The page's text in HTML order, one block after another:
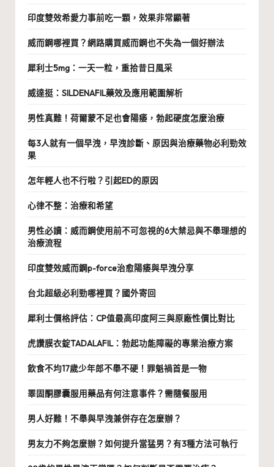
印度雙效希愛力事前吃一顆，效果非常顯著
威而鋼哪裡買？網路購買威而鋼也不失為一個好辦法
犀利士5mg：一天一粒，重拾昔日風采
威達挺：SILDENAFIL藥效及應用範圍解析
男性真難！荷爾蒙不足也會陽痿，勃起硬度怎麼治療
每3人就有一個早洩，早洩診斷、原因與治療藥物必利勁效
果
怎年輕人也不行啦？引起ED的原因
心律不整：治療和希望
男性必讀：威而鋼使用前不可忽視的6大禁忌與不舉理想的
治療流程
印度雙效威而鋼p-force治愈陽痿與早洩分享
台北超級必利勁哪裡買？國外寄回
犀利士價格評估：CP值最高印度阿三與原廠性價比對比
虎讚膜衣錠TADALAFIL：勃起功能障礙的專業治療方案
飲食不均17歲少年郎不舉不硬！罪魁禍首是一物
睪固酮膠囊服用藥品有何注意事件？需隨餐服用
男人好難！不舉與早洩兼併存在怎麼辦？
男友力不夠怎麼辦？如何提升當猛男？有3種方法可執行